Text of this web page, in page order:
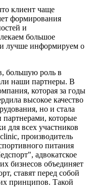
клиент чаще
формирования
и
большое
лучше информируем о
большую роль в
наши партнеры. В
которая за годы
высокое качество
но и стала
которые
для всех участников
производитель
питания
адвокатское
бизнесов объединяет
ставят перед собой
принципов. Такой